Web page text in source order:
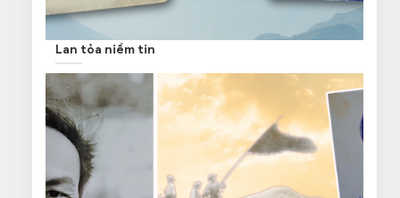
Lan tỏa niềm tin